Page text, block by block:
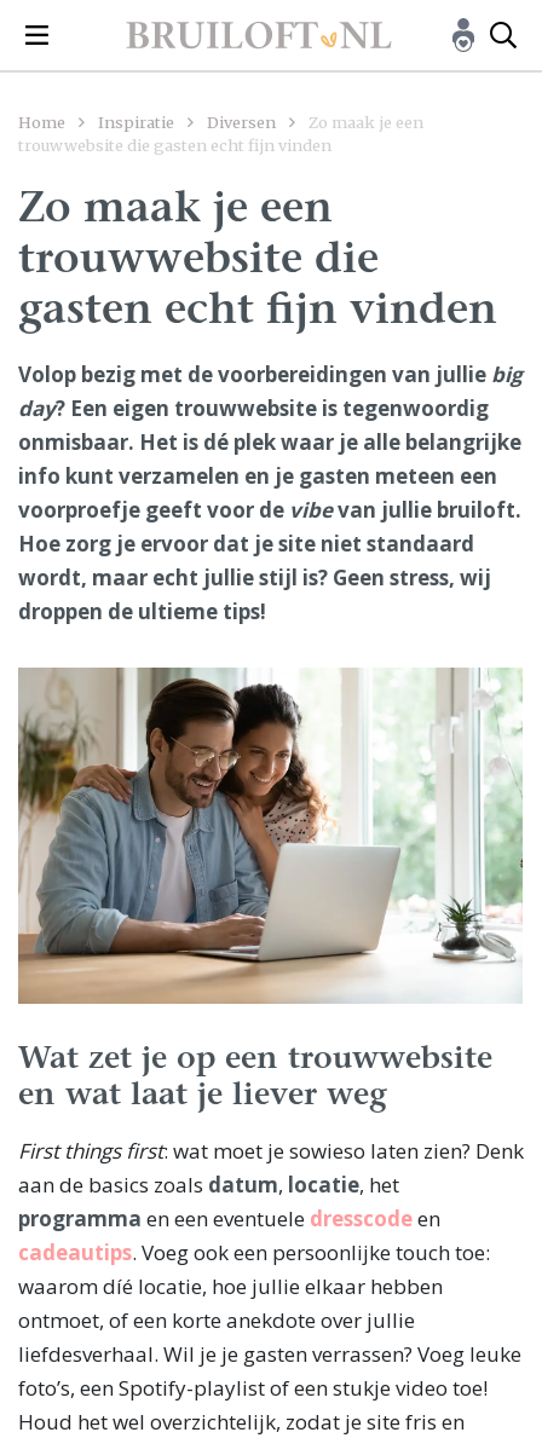
Home Inspiratie Diversen
Zo maak je een
trouwwebsite die gasten echt fijn vinden
Zo maak je een
trouwwebsite die
gasten echt fijn vinden
Volop bezig met de voorbereidingen van jullie big
day? Een eigen trouwwebsite is tegenwoordig
onmisbaar. Het is dé plek waar je alle belangrijke
info kunt verzamelen en je gasten meteen een
voorproefje geeft voor de vibevan jullie bruiloft.
Hoe zorg je ervoor dat je site niet standaard
wordt, maar echt jullie stijl is? Geen stress, wij
droppen de ultieme tips!
Wat zet je op een trouwwebsite
en wat laat je liever weg
First things first: wat moet je sowieso laten zien? Denk
aan de basics zoals datum, locatie, het
programma en een eventuele dresscodeen
cadeautips. Voeg ook een persoonlijke touch toe:
waarom díé locatie, hoe jullie elkaar hebben
ontmoet, of een korte anekdote over jullie
liefdesverhaal. Wil je je gasten verrassen? Voeg leuke
foto’s, een Spotify-playlist of een stukje video toe!
Houd het wel overzichtelijk, zodat je site fris en